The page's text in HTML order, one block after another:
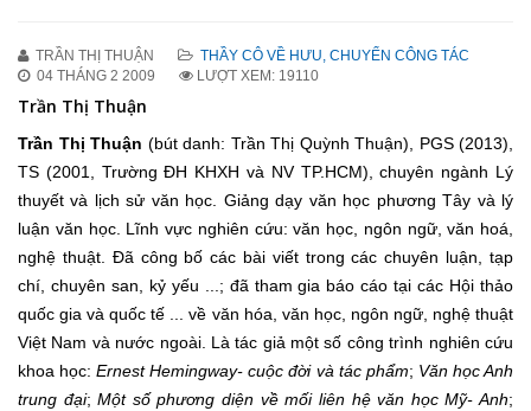
TRẦN THỊ THUẬN
THẦY CÔ VỀ HƯU, CHUYỂN CÔNG TÁC
04 THÁNG 2 2009
LƯỢT XEM: 19110
Trần Thị Thuận
Trần Thị Thuận (bút danh: Trần Thị Quỳnh Thuận), PGS (2013),
TS (2001, Trường ĐH KHXH và NV TP.HCM), chuyên ngành Lý
thuyết và lịch sử văn học. Giảng dạy văn học phương Tây và lý
luận văn học. Lĩnh vực nghiên cứu: văn học, ngôn ngữ, văn hoá,
nghệ thuật. Đã công bố các bài viết trong các chuyên luận, tạp
chí, chuyên san, kỷ yếu ...; đã tham gia báo cáo tại các Hội thảo
quốc gia và quốc tế ... về văn hóa, văn học, ngôn ngữ, nghệ thuật
Việt Nam và nước ngoài. Là tác giả một số công trình nghiên cứu
khoa học:Ernest Hemingway- cuộc đờivà tác phẩm; Văn họcAnh
trung đại;Một số phương diện về mối liên hệ văn học Mỹ- Anh;